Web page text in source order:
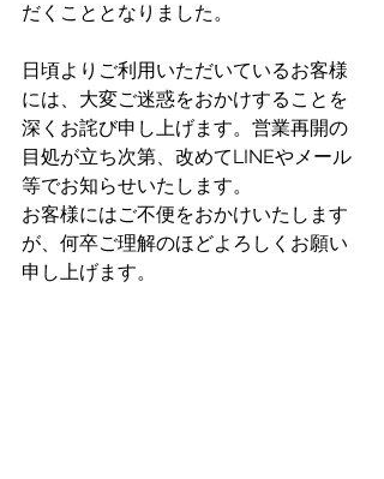
だくこととなりました。
日頃よりご利用いただいているお客様
には、大変ご迷惑をおかけすることを
深くお詫び申し上げます。営業再開の
目処が立ち次第、改めてLINEやメール
等でお知らせいたします。
お客様にはご不便をおかけいたします
が、何卒ご理解のほどよろしくお願い
申し上げます。